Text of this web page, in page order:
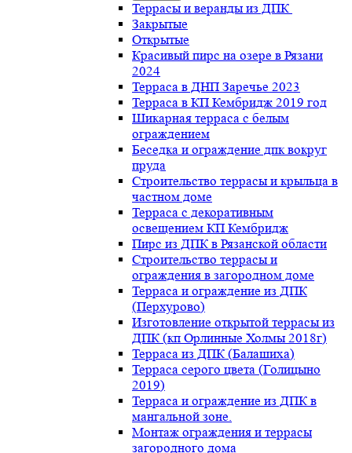
Террасы и веранды из ДПК
Закрытые
Открытые
Красивый пирс на озере в Рязани
2024
Терраса в ДНП Заречье 2023
Терраса в КП Кембридж 2019 год
Шикарная терраса с белым
ограждением
Беседка и ограждение дпк вокруг
пруда
Строительство террасы и крыльца в
частном доме
Терраса с декоративным
освещением КП Кембридж
Пирс из ДПК в Рязанской области
Строительство террасы и
ограждения в загородном доме
Терраса и ограждение из ДПК
(Перхурово)
Изготовление открытой террасы из
ДПК (кп Орлинные Холмы 2018г)
Терраса из ДПК (Балашиха)
Терраса серого цвета (Голицыно
2019)
Терраса и ограждение из ДПК в
мангальной зоне.
Монтаж ограждения и террасы
загородного дома